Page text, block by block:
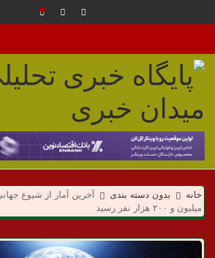
م
ی
د
ا
خانه بدون دسته بندی
میلیون و ۲۰۰ هزار نفر رسید